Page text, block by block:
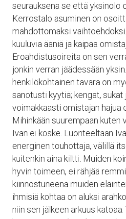
seurauksena se että yksinolo
Kerrostalo asuminen on
mahdottomaksi
kuuluvia ääniä ja kaipaa
Eroahdistusoireita on sen
jonkin verran jäädessään
henkilökohtainen tavara on
sanotusti kyytiä; kengät,
voimakkaasti omistajan hajua
Mihinkään suurempaan kuten
Ivan ei koske. Luonteeltaan
energinen touhottaja, välillä
kuitenkin aina kiltti. Muiden
hyvin toimeen, ei rähjää
kiinnostuneena muiden
ihmisiä kohtaa on aluksi
niin sen jälkeen arkuus